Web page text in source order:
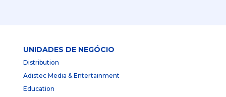
UNIDADES DE NEGÓCIO
Distribution
Adistec Media & Entertainment
Education